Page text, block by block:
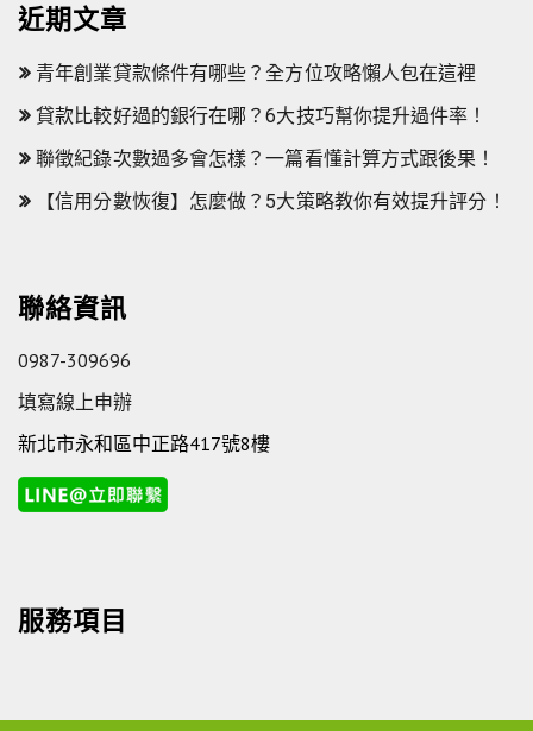
近期文章
青年創業貸款條件有哪些？全方位攻略懶人包在這裡
貸款比較好過的銀行在哪？6大技巧幫你提升過件率！
聯徵紀錄次數過多會怎樣？一篇看懂計算方式跟後果！
【信用分數恢復】怎麼做？5大策略教你有效提升評分！
聯絡資訊
0987-309696
填寫線上申辦
新北市永和區中正路417號8樓
服務項目